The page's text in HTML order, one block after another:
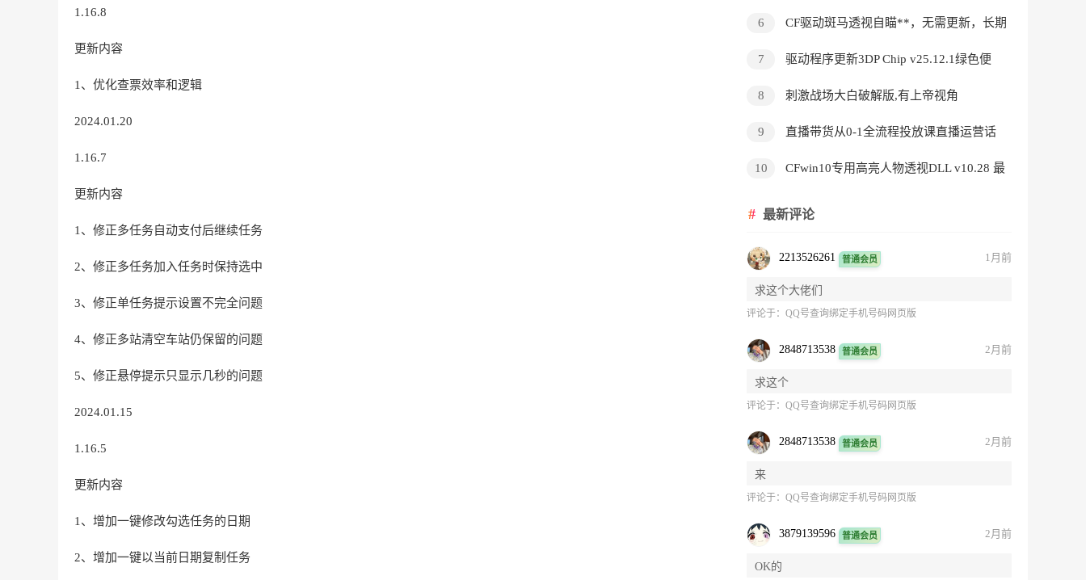
1.16.8
更新内容
1、优化查票效率和逻辑
2024.01.20
1.16.7
更新内容
1、修正多任务自动支付后继续任务
2、修正多任务加入任务时保持选中
3、修正单任务提示设置不完全问题
4、修正多站清空车站仍保留的问题
5、修正悬停提示只显示几秒的问题
2024.01.15
1.16.5
更新内容
1、增加一键修改勾选任务的日期
2、增加一键以当前日期复制任务
6
CF驱动斑马透视自瞄**，无需更新，长期
7
驱动程序更新3DP Chip v25.12.1绿色便
8
刺激战场大白破解版,有上帝视角
9
直播带货从0-1全流程投放课直播运营话
10
CFwin10专用高亮人物透视DLL v10.28 最
最新评论
2213526261 普通会员 1月前
求这个大佬们
评论于：QQ号查询绑定手机号码网页版
2848713538 普通会员 2月前
求这个
评论于：QQ号查询绑定手机号码网页版
2848713538 普通会员 2月前
来
评论于：QQ号查询绑定手机号码网页版
3879139596 普通会员 2月前
OK的